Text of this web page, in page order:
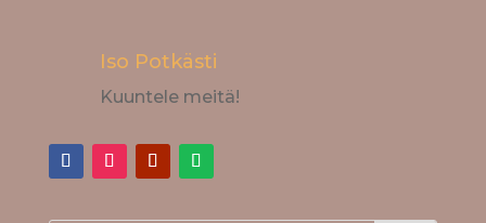
Iso Potkästi
Kuuntele meitä!